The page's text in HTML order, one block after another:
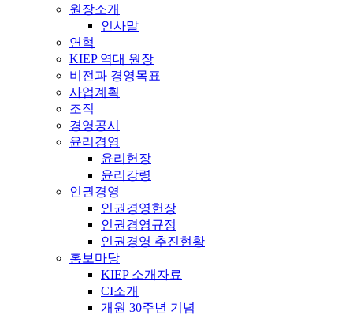
원장소개
인사말
연혁
KIEP 역대 원장
비전과 경영목표
사업계획
조직
경영공시
윤리경영
윤리헌장
윤리강령
인권경영
인권경영헌장
인권경영규정
인권경영 추진현황
홍보마당
KIEP 소개자료
CI소개
개원 30주년 기념